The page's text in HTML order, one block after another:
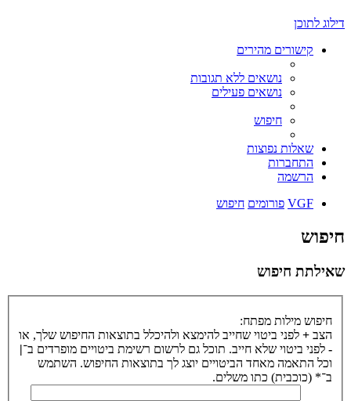
דילוג לתוכן
קישורים מהירים
נושאים ללא תגובות
נושאים פעילים
חיפוש
שאלות נפוצות
התחברות
הרשמה
VGF פורומים חיפוש
חיפוש
שאילתת חיפוש
חיפוש מילות מפתח:
הצב + לפני ביטוי שחייב להימצא ולהיכלל בתוצאות החיפוש שלך, או
- לפני ביטוי שלא חייב. תוכל גם לרשום רשימת ביטויים מופרדים ב־|
וכל התאמה מאחד הביטויים יוצג לך בתוצאות החיפוש. השתמש
ב־* (כוכבית) כתו משלים.